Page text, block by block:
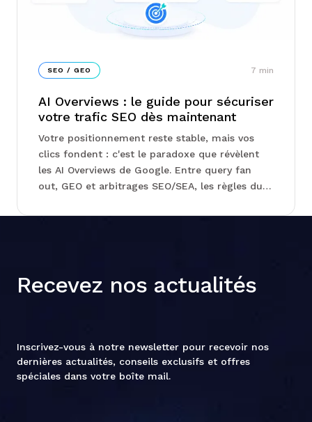
SEO / GEO 7 min
AI Overviews : le guide pour sécuriser
votre trafic SEO dès maintenant
Votre positionnement reste stable, mais vos
clics fondent : c'est le paradoxe que révèlent
les AI Overviews de Google. Entre query fan
out, GEO et arbitrages SEO/SEA, les règles du
Search Console
Recevez nos actualités
Inscrivez-vous à notre newsletter pour recevoir nos
dernières actualités, conseils exclusifs et offres
spéciales dans votre boîte mail.